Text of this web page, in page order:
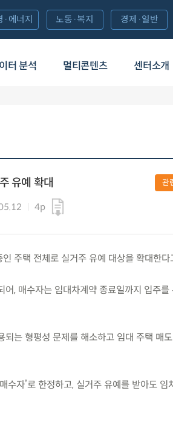
터 분석 멀티콘텐츠 센터소개
·에너지 노동·복지 경제·일반
유예 확대
4p
관
주택 전체로 실거주 유예 대상을 확대한다
, 매수자는 임대차계약 종료일까지 입주를
는 형평성 문제를 해소하고 임대 주택 매
자’로 한정하고, 실거주 유예를 받아도 임